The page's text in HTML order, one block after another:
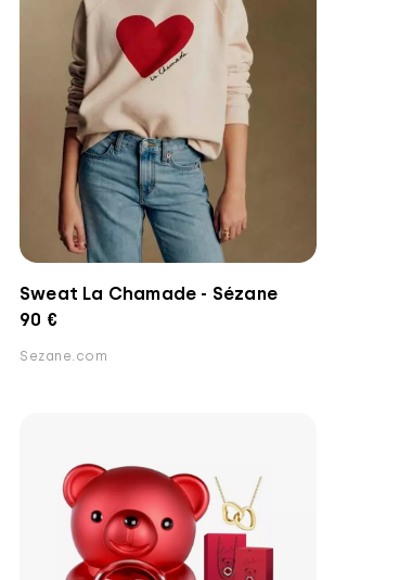
Sweat La Chamade - Sézane
90 €
Sezane.com